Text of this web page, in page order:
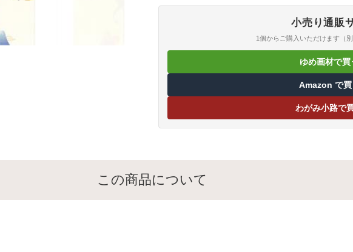
小売り通販
1個からご購入いただけます（
ゆめ画材で買
（
Amazon で買
（
わがみ小路で
（新
この商品について